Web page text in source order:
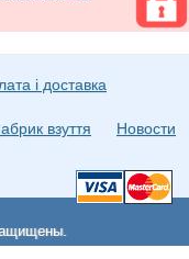
і доставка
взуття Новости